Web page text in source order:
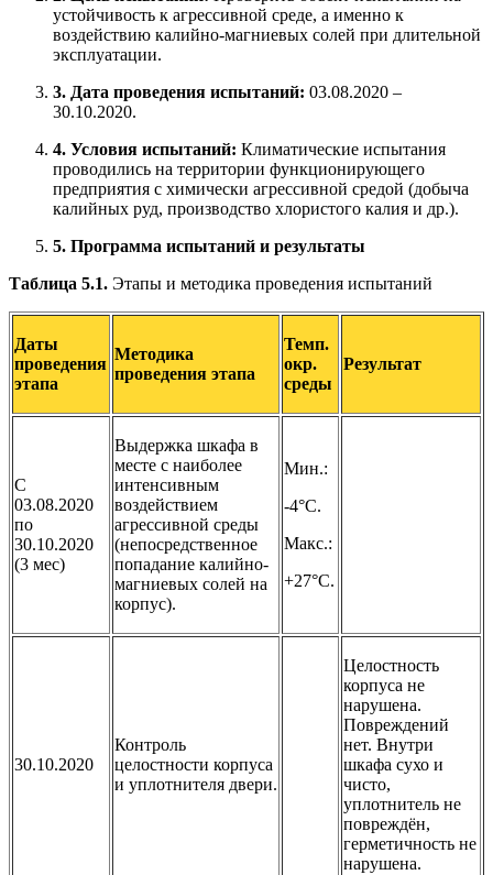
устойчивость к агрессивной среде, а именно к
воздействию калийно-магниевых солей при длительной
эксплуатации.
3. Дата проведения испытаний: 03.08.2020 –
30.10.2020.
4. Условия испытаний: Климатические испытания
проводились на территории функционирующего
предприятия с химически агрессивной средой (добыча
калийных руд, производство хлористого калия и др.).
5. Программа испытаний и результаты
Таблица 5.1. Этапы и методика проведения испытаний
Даты
проведения
этапа
Методика
проведения этапа
Темп.
окр.
среды
Результат
С
03.08.2020
по
30.10.2020
(3 мес)
Выдержка шкафа в
месте с наиболее
интенсивным
воздействием
агрессивной среды
(непосредственное
попадание калийно-
магниевых солей на
корпус).
Мин.:
-4°C.
Макс.:
+27°C.
30.10.2020
Контроль
целостности корпуса
и уплотнителя двери.
Целостность
корпуса не
нарушена.
Повреждений
нет. Внутри
шкафа сухо и
чисто,
уплотнитель не
повреждён,
герметичность не
нарушена.